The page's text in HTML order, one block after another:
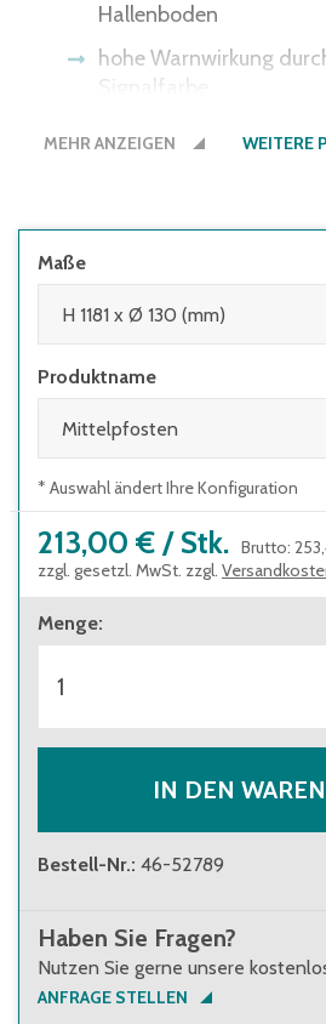
Hallenboden
hohe Warnwirkung
Signalfarbe
für den Außen- und
hält einer statischen
stand
anlehnender Personen
Hohe Flexibilität durch
Stellen Sie sich Ihr
Holmensätzen
Gesamtlänge = 1
Summe Holmensätze
Bitte beachten Sie,
Holmensätze separat
MEHR ANZEIGEN WEITERE
Maße
Produktname
* Auswahl ändert Ihre Konfiguration
213,00 € / Stk. Brutto:
zzgl. gesetzl. MwSt. zzgl.
Menge:
IN DEN
Bestell-Nr.: 46-52789
Haben Sie Fragen?
Nutzen Sie gerne unsere
ANFRAGE STELLEN